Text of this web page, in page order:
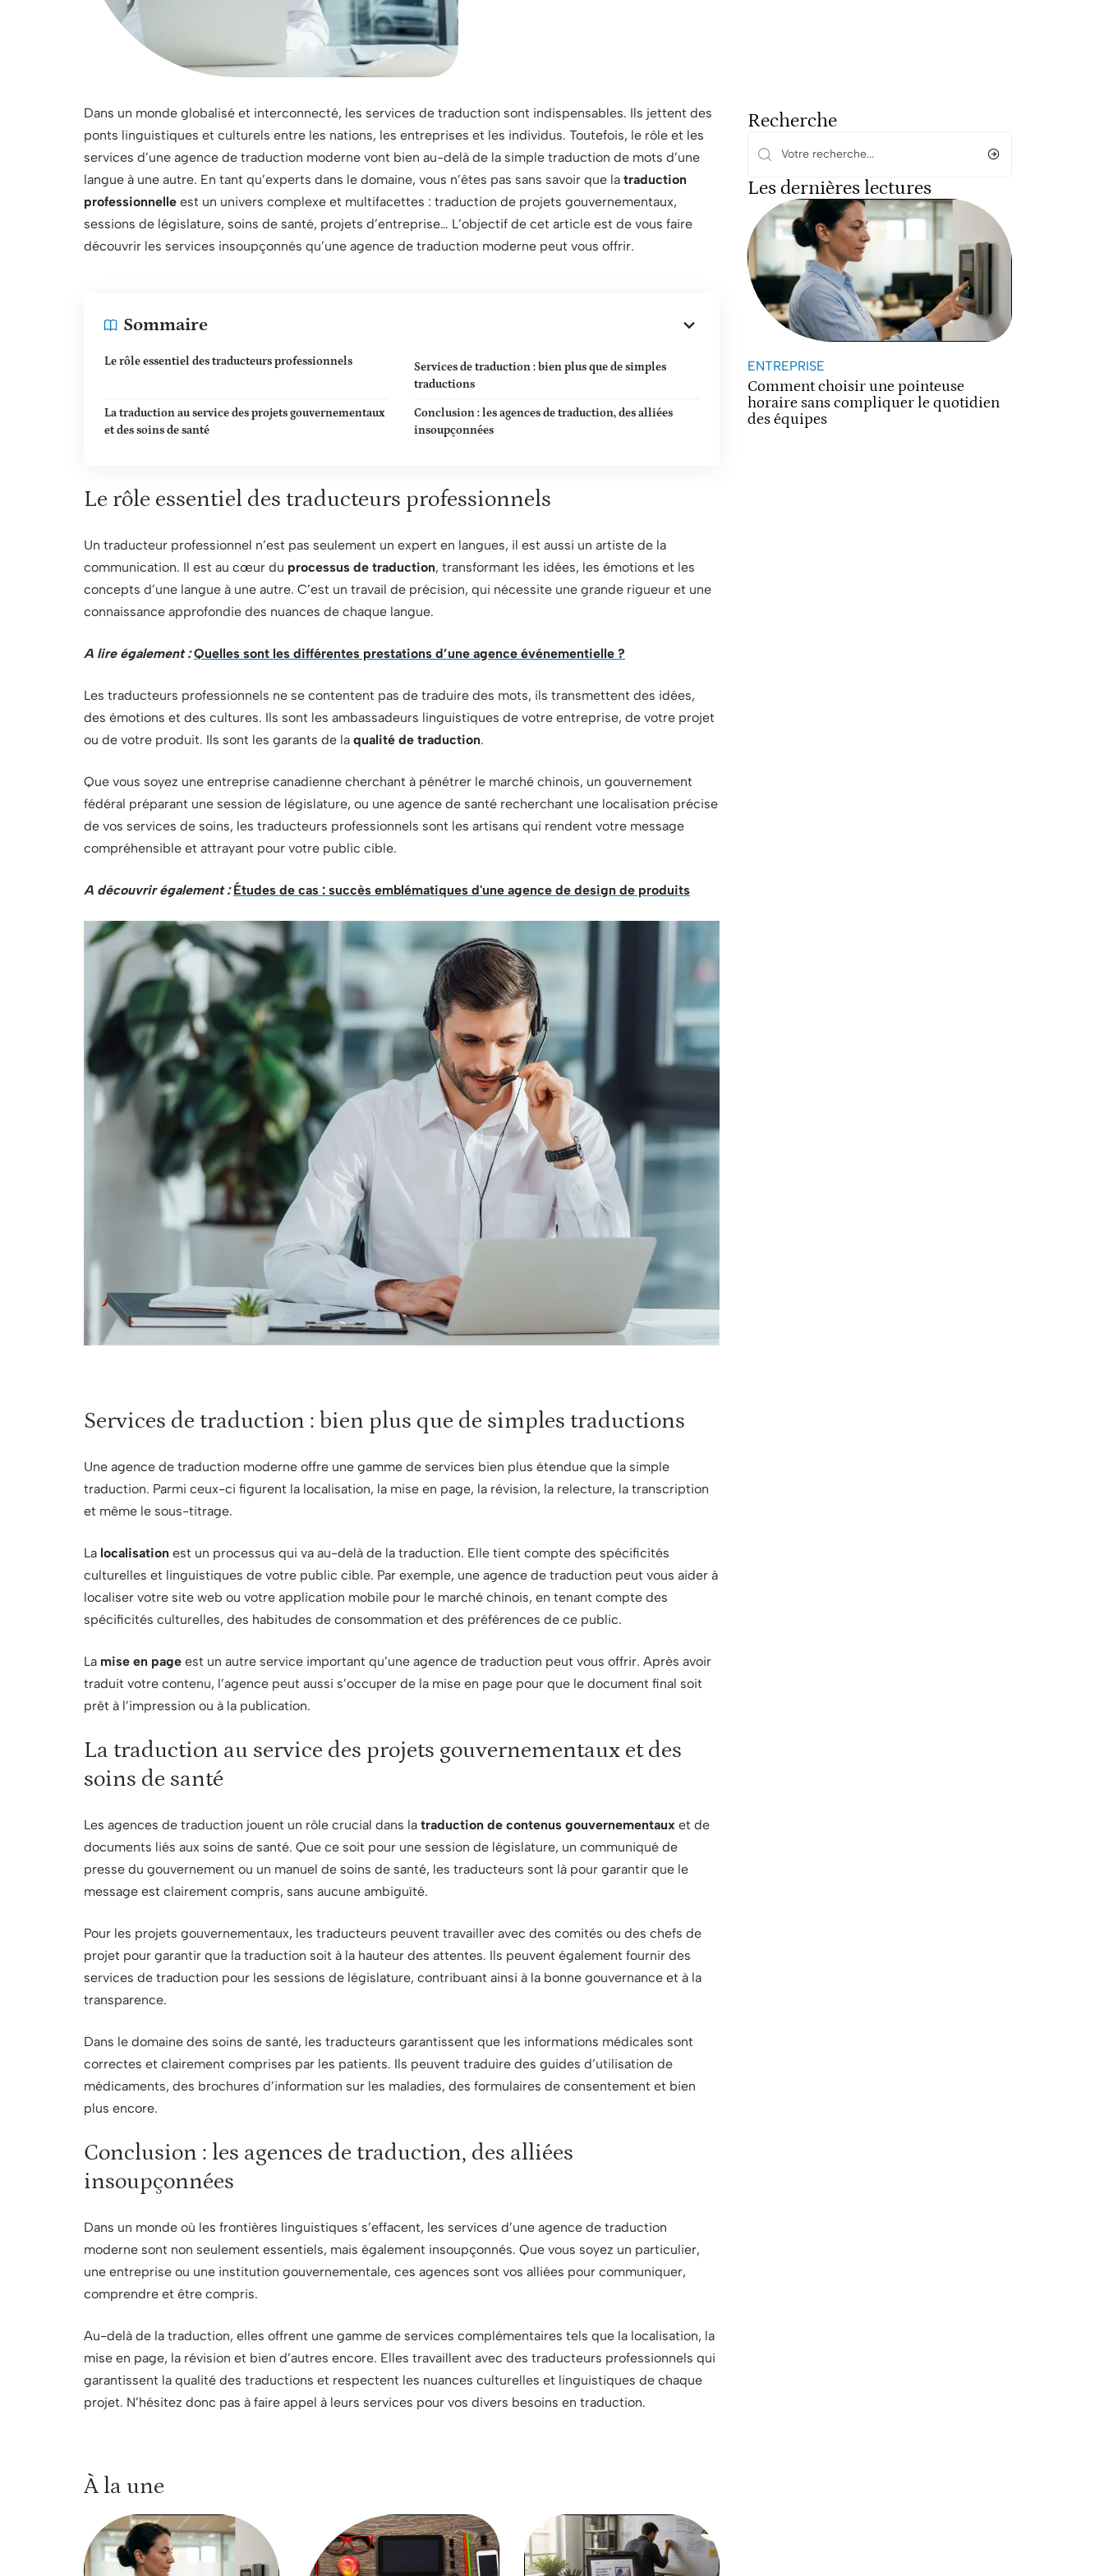
Dans un monde globalisé et interconnecté, les services de traduction sont indispensables. Ils jettent des
ponts linguistiques et culturels entre les nations, les entreprises et les individus. Toutefois, le rôle et les
services d’une agence de traduction moderne vont bien au-delà de la simple traduction de mots d’une
langue à une autre. En tant qu’experts dans le domaine, vous n’êtes pas sans savoir que la traduction
professionnelle est un univers complexe et multifacettes : traduction de projets gouvernementaux,
sessions de législature, soins de santé, projets d’entreprise… L’objectif de cet article est de vous faire
découvrir les services insoupçonnés qu’une agence de traduction moderne peut vous offrir.
Sommaire
Le rôle essentiel des traducteurs professionnels
Services de traduction : bien plus que de simples
traductions
La traduction au service des projets gouvernementaux
et des soins de santé
Conclusion : les agences de traduction, des alliées
insoupçonnées
Le rôle essentiel des traducteurs professionnels
Un traducteur professionnel n’est pas seulement un expert en langues, il est aussi un artiste de la
communication. Il est au cœur du processus de traduction, transformant les idées, les émotions et les
concepts d’une langue à une autre. C’est un travail de précision, qui nécessite une grande rigueur et une
connaissance approfondie des nuances de chaque langue.
A lire également : Quelles sont les différentes prestations d’une agence événementielle ?
Les traducteurs professionnels ne se contentent pas de traduire des mots, ils transmettent des idées,
des émotions et des cultures. Ils sont les ambassadeurs linguistiques de votre entreprise, de votre projet
ou de votre produit. Ils sont les garants de la qualité de traduction.
Que vous soyez une entreprise canadienne cherchant à pénétrer le marché chinois, un gouvernement
fédéral préparant une session de législature, ou une agence de santé recherchant une localisation précise
de vos services de soins, les traducteurs professionnels sont les artisans qui rendent votre message
compréhensible et attrayant pour votre public cible.
A découvrir également : Études de cas : succès emblématiques d'une agence de design de produits
Services de traduction : bien plus que de simples traductions
Une agence de traduction moderne offre une gamme de services bien plus étendue que la simple
traduction. Parmi ceux-ci figurent la localisation, la mise en page, la révision, la relecture, la transcription
et même le sous-titrage.
La localisation est un processus qui va au-delà de la traduction. Elle tient compte des spécificités
culturelles et linguistiques de votre public cible. Par exemple, une agence de traduction peut vous aider à
localiser votre site web ou votre application mobile pour le marché chinois, en tenant compte des
spécificités culturelles, des habitudes de consommation et des préférences de ce public.
La mise en page est un autre service important qu’une agence de traduction peut vous offrir. Après avoir
traduit votre contenu, l’agence peut aussi s’occuper de la mise en page pour que le document final soit
prêt à l’impression ou à la publication.
La traduction au service des projets gouvernementaux et des
soins de santé
Les agences de traduction jouent un rôle crucial dans la traduction de contenus gouvernementaux et de
documents liés aux soins de santé. Que ce soit pour une session de législature, un communiqué de
presse du gouvernement ou un manuel de soins de santé, les traducteurs sont là pour garantir que le
message est clairement compris, sans aucune ambiguïté.
Pour les projets gouvernementaux, les traducteurs peuvent travailler avec des comités ou des chefs de
projet pour garantir que la traduction soit à la hauteur des attentes. Ils peuvent également fournir des
services de traduction pour les sessions de législature, contribuant ainsi à la bonne gouvernance et à la
transparence.
Dans le domaine des soins de santé, les traducteurs garantissent que les informations médicales sont
correctes et clairement comprises par les patients. Ils peuvent traduire des guides d’utilisation de
médicaments, des brochures d’information sur les maladies, des formulaires de consentement et bien
plus encore.
Conclusion : les agences de traduction, des alliées
insoupçonnées
Dans un monde où les frontières linguistiques s’effacent, les services d’une agence de traduction
moderne sont non seulement essentiels, mais également insoupçonnés. Que vous soyez un particulier,
une entreprise ou une institution gouvernementale, ces agences sont vos alliées pour communiquer,
comprendre et être compris.
Au-delà de la traduction, elles offrent une gamme de services complémentaires tels que la localisation, la
mise en page, la révision et bien d’autres encore. Elles travaillent avec des traducteurs professionnels qui
garantissent la qualité des traductions et respectent les nuances culturelles et linguistiques de chaque
projet. N’hésitez donc pas à faire appel à leurs services pour vos divers besoins en traduction.
À la une
Recherche
Les dernières lectures
ENTREPRISE
Comment choisir une pointeuse
horaire sans compliquer le quotidien
des équipes